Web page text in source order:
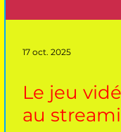
17 oct. 2025
Le jeu
au